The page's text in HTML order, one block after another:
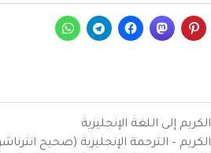
إلى اللغة الإنجليزية
– الترجمة الإنجليزية (صحيح